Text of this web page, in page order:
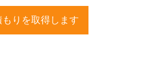
もりを取得します